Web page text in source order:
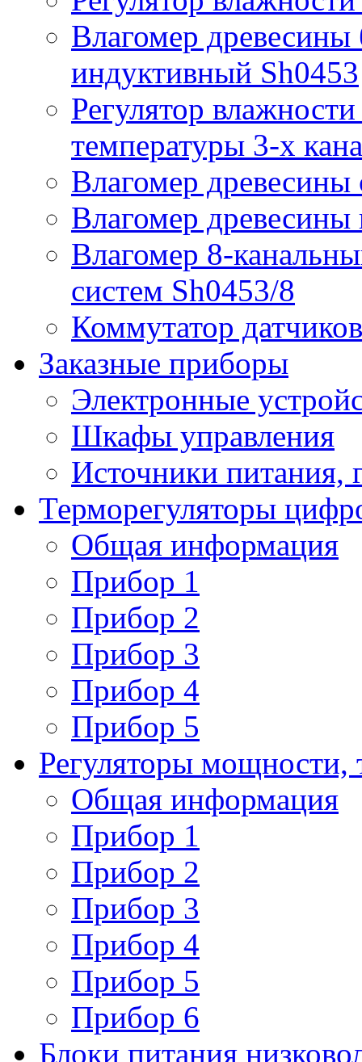
Влагомер древесины
индуктивный Sh0453
Регулятор
температуры 3-х
Влагомер древесины
Влагомер
Влагомер 8-
систем Sh0453/8
Коммутатор
Заказные приборы
Электронные
Шкафы управления
Источники питания,
Терморегуляторы
Общая информация
Прибор 1
Прибор 2
Прибор 3
Прибор 4
Прибор 5
Регуляторы мощности,
Общая информация
Прибор 1
Прибор 2
Прибор 3
Прибор 4
Прибор 5
Прибор 6
Блоки питания